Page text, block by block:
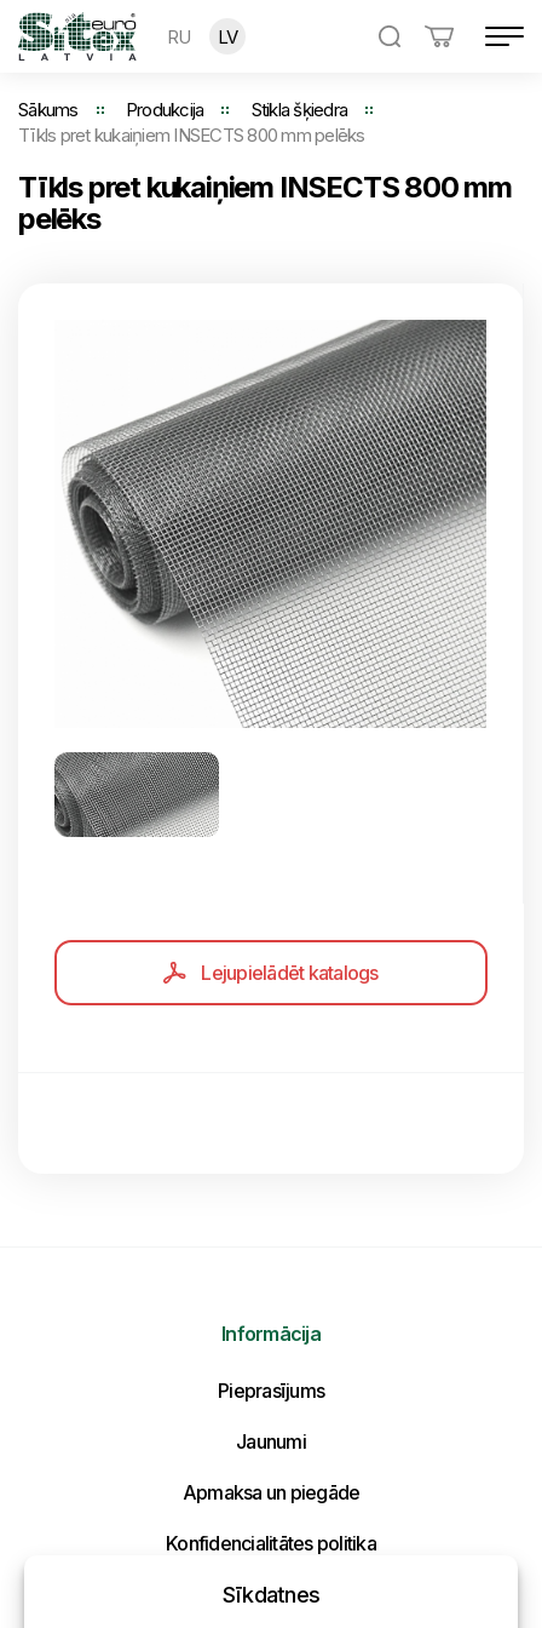
RU LV
Sākums Produkcija
Stikla šķiedra
Tīkls pret kukaiņiem INSECTS 800 mm pelēks
Tīkls pret kukaiņiem INSECTS 800 mm
pelēks
Lejupielādēt katalogs
Informācija
Pieprasījums
Jaunumi
Apmaksa un piegāde
Konfidencialitātes politika
Kontakti
Sīkdatnes